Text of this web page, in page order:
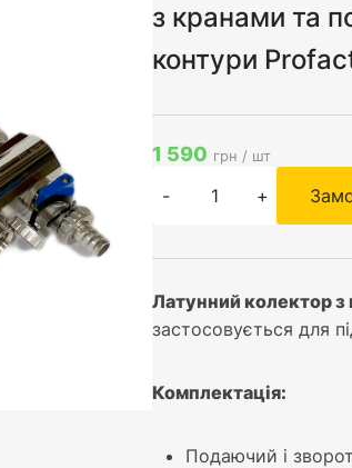
з кранами та
контури
1 590 грн / шт
- +
Латунний колектор
застосовується для
Комплектація:
Подаючий і